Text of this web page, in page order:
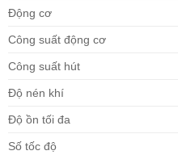
Động cơ
Công suất động cơ
Công suất hút
Độ nén khí
Độ ồn tối đa
Số tốc độ